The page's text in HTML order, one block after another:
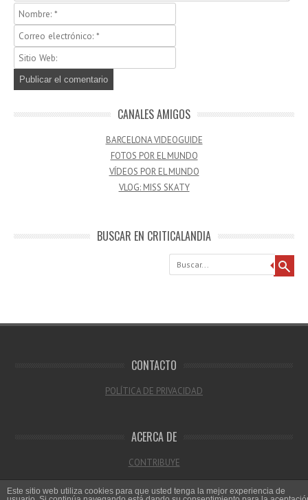
CANALES AMIGOS
BARCELONA VIDEOGUIDE
FOTOS POR EL MUNDO
VÍDEOS POR EL MUNDO
VLOG: MISS SKATY
BUSCAR EN CRITICALANDIA
Buscar
CONTACTO
POLÍTICA DE PRIVACIDAD
ACERCA DE
CONTRIBUYE
Este sitio web utiliza cookies para que usted tenga la mejor experiencia de